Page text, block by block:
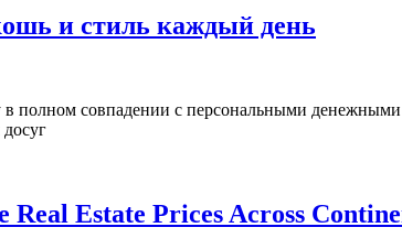
и стиль каждый день
полном совпадении с персональными
Estate Prices Across